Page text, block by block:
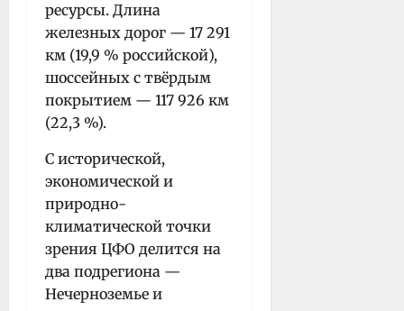
ресурсы. Длина
железных дорог — 17 291
км (19,9 % российской),
шоссейных с твёрдым
покрытием — 117 926 км
(22,3 %).
С исторической,
экономической и
природно-
климатической точки
зрения ЦФО делится на
два подрегиона —
Нечерноземье и